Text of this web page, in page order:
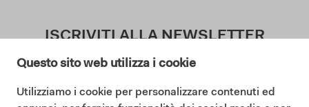
Questo sito web utilizza i cookie
Utilizziamo i cookie per personalizzare contenuti ed
ISCRIVITI ALLA NEWSLETTER
Acconsento ai termini della Privacy Policy (